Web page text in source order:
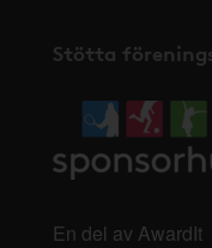
Stötta
En del av AwardIt